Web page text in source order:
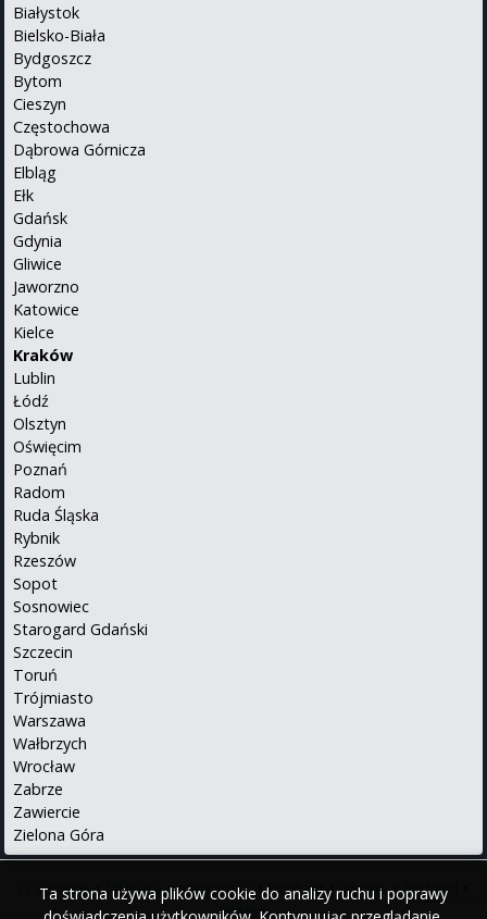
Ta strona używa plików cookie do analizy ruchu i poprawy
Białystok
Bielsko-Biała
Bydgoszcz
Bytom
Cieszyn
Częstochowa
Dąbrowa Górnicza
Elbląg
Ełk
Gdańsk
Gdynia
Gliwice
Jaworzno
Katowice
Kielce
Kraków
Lublin
Łódź
Olsztyn
Oświęcim
Poznań
Radom
Ruda Śląska
Rybnik
Rzeszów
Sopot
Sosnowiec
Starogard Gdański
Szczecin
Toruń
Trójmiasto
Warszawa
Wałbrzych
Wrocław
Zabrze
Zawiercie
Zielona Góra
O serwisie•Polityka prywatności•Kontakt•iPhone•Android
English